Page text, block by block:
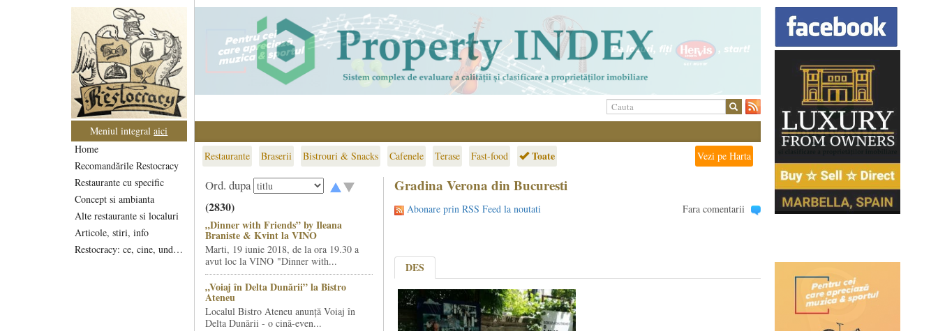
Meniul integralaici
Home
Recomandările Restocracy
Restaurante cu specific
Concept si ambianta
Alte restaurante si localuri
Articole, stiri, info
Restocracy: ce, cine, unde...
Restaurante Braserii Bistrouri & Snacks Cafenele Terase Fast-food Toate Vezi pe Harta
Ord. dupa
(2830)
„Dinner with Friends” by Ileana
Braniste & Kvint la VINO
Marti, 19 iunie 2018, de la ora 19.30 a
avut loc la VINO "Dinner with...
„Voiaj în Delta Dunării” la Bistro
Ateneu
Localul Bistro Ateneu anunță Voiaj în
Delta Dunării - o cină-even...
Gradina Verona din Bucuresti
Abonare prin RSS Feed la noutati Fara comentarii
DES